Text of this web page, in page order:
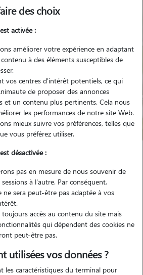
quel animal ?
mon Pet Sitter
Via
et familles d'accueil
Odeillo-Via (66120)
des choix
activée :
améliorer votre expérience en adaptant
à des éléments susceptibles de
vos centres d'intérêt potentiels, ce qui
de proposer des annonces
et un contenu plus pertinents. Cela nous
les performances de notre site Web.
mieux suivre vos préférences, telles que
vous préférez utiliser.
désactivée :
pas en mesure de nous souvenir de
à l'autre. Par conséquent,
ne sera peut-être pas adaptée à vos
toujours accès au contenu du site mais
qui dépendent des cookies ne
peut-être pas.
utilisées vos données ?
les caractéristiques du terminal pour